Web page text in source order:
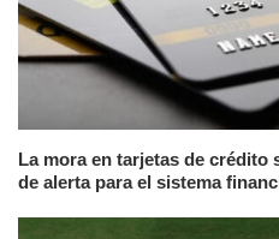
La mora en tarjetas de crédito
de alerta para el sistema